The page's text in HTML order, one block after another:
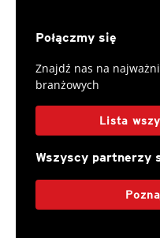
Połączmy się
Znajdź nas na
branżowych
Lista
Wszyscy partnerzy